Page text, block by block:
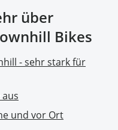
über
Bikes
- sehr stark für
und vor Ort